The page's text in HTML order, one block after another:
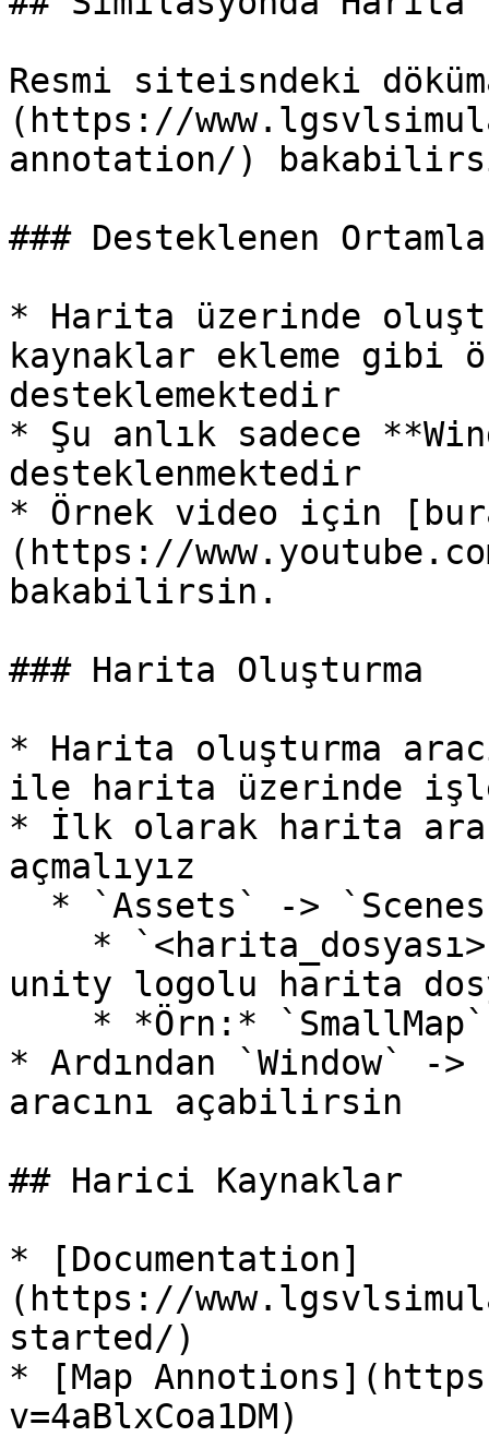
Resmi siteisndeki
(https://
annotation/)
### Desteklenen
* Harita üzerinde
kaynaklar ekleme
desteklemektedir
* Şu anlık sadece
desteklenmektedir
* Örnek video için
(https://
bakabilirsin.
### Harita Oluşturma
* Harita oluşturma
ile harita üzerinde
* İlk olarak harita
açmalıyız
unity logolu harita
* Ardından `Window`
aracını açabilirsin
## Harici Kaynaklar
* [Documentation]
(https://
started/)
* [Map
v=4aBlxCoa1DM)